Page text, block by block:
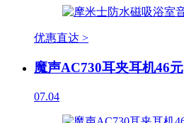
优惠直达 >
魔声AC730耳夹耳机46元
07.04